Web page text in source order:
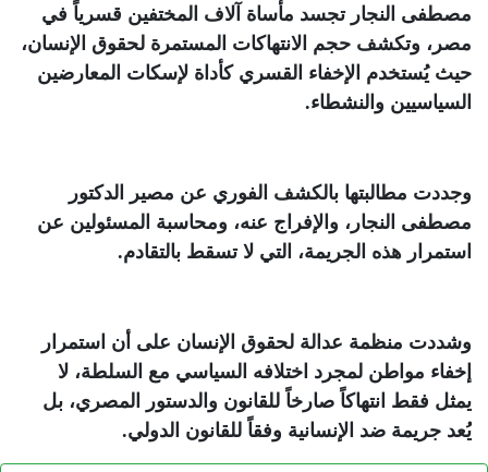
مصطفى النجار تجسد مأساة آلاف المختفين قسرياً في
مصر، وتكشف حجم الانتهاكات المستمرة لحقوق الإنسان،
حيث يُستخدم الإخفاء القسري كأداة لإسكات المعارضين
السياسيين والنشطاء.
وجددت مطالبتها بالكشف الفوري عن مصير الدكتور
مصطفى النجار، والإفراج عنه، ومحاسبة المسئولين عن
استمرار هذه الجريمة، التي لا تسقط بالتقادم.
وشددت منظمة عدالة لحقوق الإنسان على أن استمرار
إخفاء مواطن لمجرد اختلافه السياسي مع السلطة، لا
يمثل فقط انتهاكاً صارخاً للقانون والدستور المصري، بل
يُعد جريمة ضد الإنسانية وفقاً للقانون الدولي.